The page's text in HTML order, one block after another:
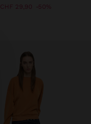
CHF 29,90 50%